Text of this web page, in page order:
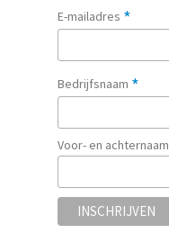
E-mailadres *
Bedrijfsnaam *
Voor- en achternaam